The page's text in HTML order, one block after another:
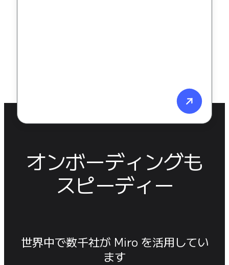
オンボーディングも
スピーディー
世界中で数千社が Miro を活用してい
ます